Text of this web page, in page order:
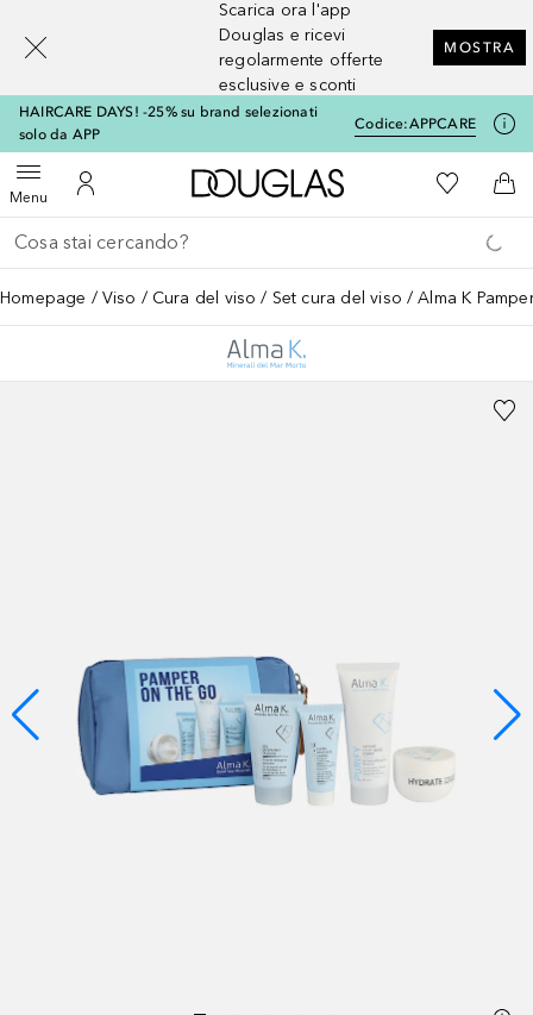
Scarica ora l'app
Douglas e ricevi
regolarmente offerte
esclusive e sconti
MOSTRA
HAIRCARE DAYS! -25% su brand selezionati
solo da APP
Codice:APPCARE
MenuApri menuAl Mio Account
A Douglas HomeAlla Mia
Al
Torna indietro
Esegui ricerca
Homepage Viso Cura del viso Set cura del viso Alma K
[navigation.slideout.screenreader]